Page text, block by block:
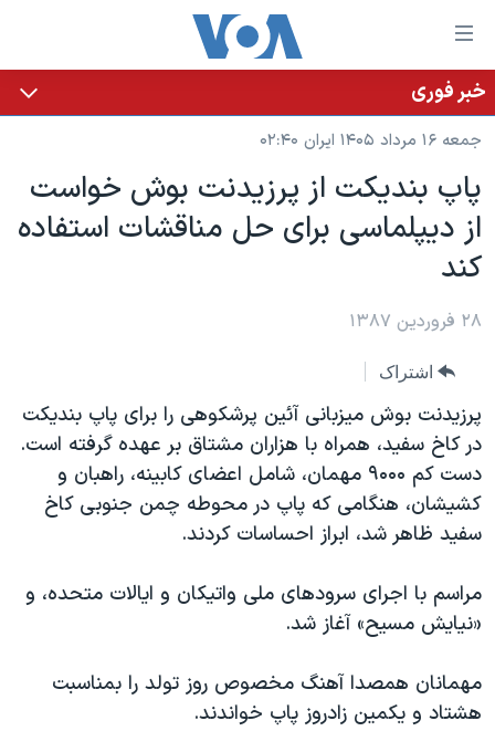
لینکهای
قابل
دسترسی
جهش
محتوای
اصلی
جهش
صفحه
جهش
جستجو
خانه
نسخه سبک وب‌سایت
موضوع ها
ایران
آمریکا
جهان
ویژه برنامه‌ها
ویدیوها
فرهنگ و زندگی
اقتصادی
علم و فناوری
اسرائیل در جنگ
گالری عکس
برنامه های تلویزیونی
جدول برنامه ها
صفحه‌های ویژه
۲۵۰سالگی آمریکا
بایگانی برنامه‌های تلویزیونی
مستندها
حمله جمهوری اسلامی به اسرائیل
رمز مهسا
ورزش زنان در ایران
اعتراضات زن، زندگی، آزادی
فرکانس‌های صدای آمریکا
یادگیری زبان انگلیسی
دنبال کنید
زبانهای مختلف
خبر فوری
جمعه ۱۶ مرداد ۱۴۰۵ ایران ۰۲:۴۰
پاپ بنديکت از پرزيدنت بوش خواست
از ديپلماسی برای حل مناقشات استفاده
کند
۲۸ فروردین ۱۳۸۷
اشتراک
پرزيدنت بوش ميزبانی آئين پرشکوهی را برای پاپ بنديکت
در کاخ سفيد، همراه با هزاران مشتاق بر عهده گرفته است.
دست کم ۹۰۰۰ مهمان، شامل اعضای کابينه، راهبان و
کشيشان، هنگامی که پاپ در محوطه چمن جنوبی کاخ
سفيد ظاهر شد، ابراز احساسات کردند.
مراسم با اجرای سرودهای ملی واتيکان و ايالات متحده، و
«نيايش مسيح» آغاز شد.
مهمانان همصدا آهنگ مخصوص روز تولد را بمناسبت
هشتاد و يکمين زادروز پاپ خواندند.